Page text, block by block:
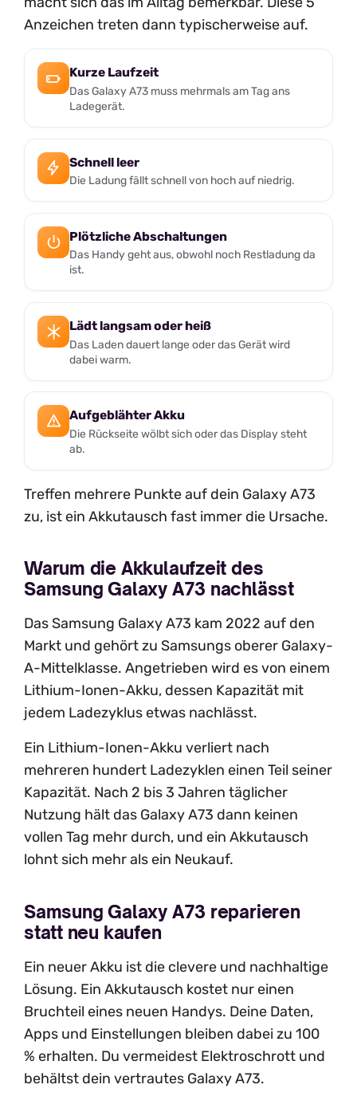
Anzeichen treten dann typischerweise auf.
Kurze Laufzeit
Das Galaxy A73 muss mehrmals am Tag ans
Ladegerät.
Schnell leer
Die Ladung fällt schnell von hoch auf niedrig.
Plötzliche Abschaltungen
Das Handy geht aus, obwohl noch Restladung da
ist.
Lädt langsam oder heiß
Das Laden dauert lange oder das Gerät wird
dabei warm.
Aufgeblähter Akku
Die Rückseite wölbt sich oder das Display steht
ab.
Treffen mehrere Punkte auf dein Galaxy A73
zu, ist ein Akkutausch fast immer die Ursache.
Warum die Akkulaufzeit des
Samsung Galaxy A73 nachlässt
Das Samsung Galaxy A73 kam 2022 auf den
Markt und gehört zu Samsungs oberer Galaxy-
A-Mittelklasse. Angetrieben wird es von einem
Lithium-Ionen-Akku, dessen Kapazität mit
jedem Ladezyklus etwas nachlässt.
Ein Lithium-Ionen-Akku verliert nach
mehreren hundert Ladezyklen einen Teil seiner
Kapazität. Nach 2 bis 3 Jahren täglicher
Nutzung hält das Galaxy A73 dann keinen
vollen Tag mehr durch, und ein Akkutausch
lohnt sich mehr als ein Neukauf.
Samsung Galaxy A73 reparieren
statt neu kaufen
Ein neuer Akku ist die clevere und nachhaltige
Lösung. Ein Akkutausch kostet nur einen
Bruchteil eines neuen Handys. Deine Daten,
Apps und Einstellungen bleiben dabei zu 100
% erhalten. Du vermeidest Elektroschrott und
behältst dein vertrautes Galaxy A73.